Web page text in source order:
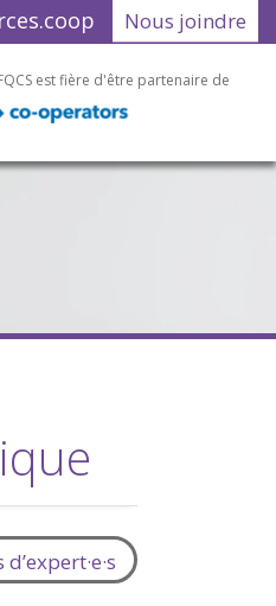
Nous joindre
est fière d'être partenaire de